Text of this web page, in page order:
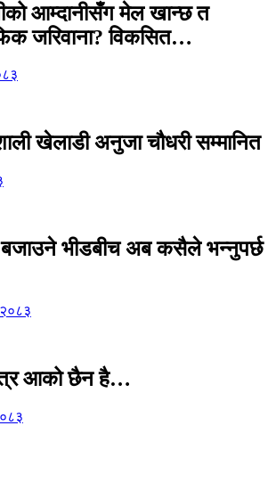
आम्दानीसँग मेल खान्छ त
जरिवाना? विकसित…
खेलाडी अनुजा चौधरी सम्मानित
बजाउने भीडबीच अब कसैले भन्नुपर्छ
आको छैन है…